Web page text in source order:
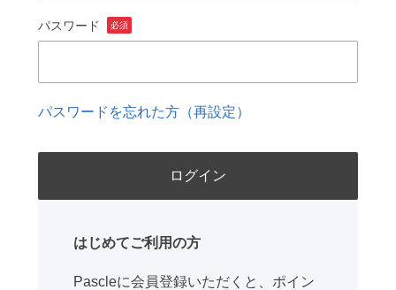
パスワード 必須
パスワードを忘れた方（再設定）
はじめてご利用の方
Pascleに会員登録いただくと、ポイン